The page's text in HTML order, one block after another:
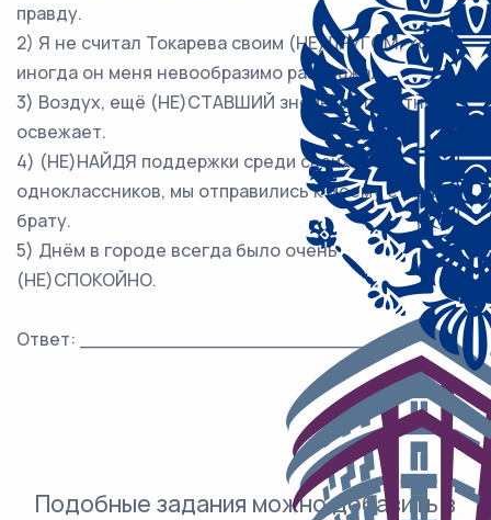
правду.
2) Я не считал Токарева своим (НЕ)ДРУГОМ, хотя
иногда он меня невообразимо раздражал.
3) Воздух, ещё (НЕ)СТАВШИЙ знойным, приятно
освежает.
4) (НЕ)НАЙДЯ поддержки среди своих
одноклассников, мы отправились к моему старшему
брату.
5) Днём в городе всегда было очень
(НЕ)СПОКОЙНО.
Ответ: ___________________________.
Подобные задания можно добавить в